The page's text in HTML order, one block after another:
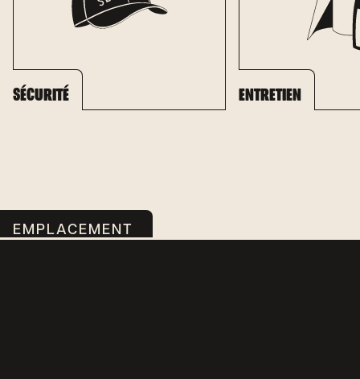
SÉCURITÉ ENTRETIEN
EMPLACEMENT